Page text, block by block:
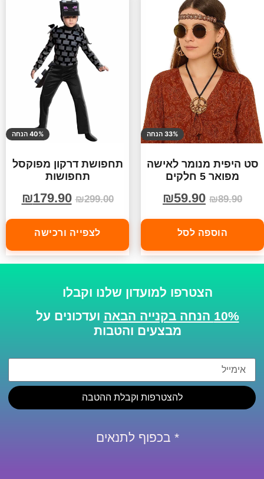
33% הנחה
סט היפית מנומר לאישה
מפואר 5 חלקים
₪89.90
₪59.90
הוספה לסל
40% הנחה
תחפושת דרקון מפוקסל
תחפושות
₪299.00
₪179.90
לצפייה ורכישה
הצטרפו למועדון שלנו וקבלו
10% הנחה בקנייה הבאה
ועדכונים על
מבצעים והטבות
להצטרפות וקבלת ההטבה
* בכפוף לתנאים